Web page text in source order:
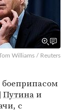
Williams / Reuters
Путинаи
с